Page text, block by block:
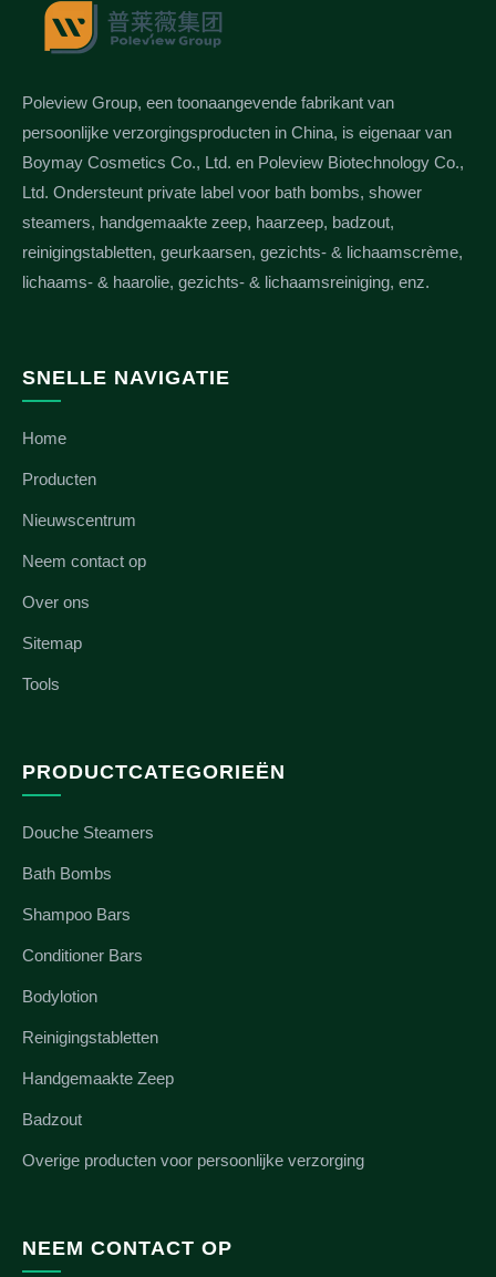
Poleview Group, een toonaangevende fabrikant van
persoonlijke verzorgingsproducten in China, is eigenaar van
Boymay Cosmetics Co., Ltd. en Poleview Biotechnology Co.,
Ltd. Ondersteunt private label voor bath bombs, shower
steamers, handgemaakte zeep, haarzeep, badzout,
reinigingstabletten, geurkaarsen, gezichts- & lichaamscrème,
lichaams- & haarolie, gezichts- & lichaamsreiniging, enz.
SNELLE NAVIGATIE
Home
Producten
Nieuwscentrum
Neem contact op
Over ons
Sitemap
Tools
PRODUCTCATEGORIEËN
Douche Steamers
Bath Bombs
Shampoo Bars
Conditioner Bars
Bodylotion
Reinigingstabletten
Handgemaakte Zeep
Badzout
Overige producten voor persoonlijke verzorging
NEEM CONTACT OP